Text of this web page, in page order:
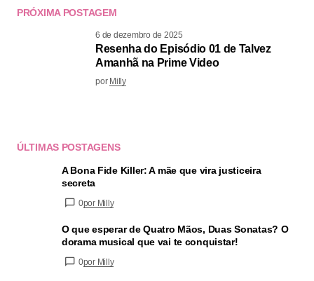
PRÓXIMA POSTAGEM
6 de dezembro de 2025
Resenha do Episódio 01 de Talvez
Amanhã na Prime Video
por Milly
ÚLTIMAS POSTAGENS
A Bona Fide Killer: A mãe que vira justiceira
secreta
0por Milly
O que esperar de Quatro Mãos, Duas Sonatas? O
dorama musical que vai te conquistar!
0por Milly